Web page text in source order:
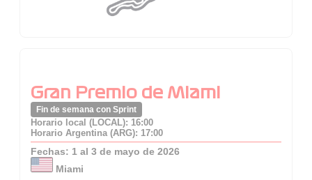
Gran Premio de Miami
Fin de semana con Sprint
Horario local (LOCAL): 16:00
Horario Argentina (ARG): 17:00
Fechas: 1 al 3 de mayo de 2026
Miami